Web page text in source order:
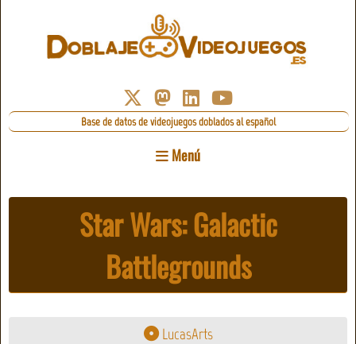
Base de datos de videojuegos doblados al español
Menú
Star Wars: Galactic
Battlegrounds
LucasArts